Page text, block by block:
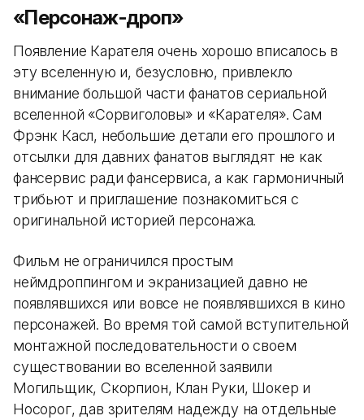
«Персонаж-дроп»
Появление Карателя очень хорошо вписалось в
эту вселенную и, безусловно, привлекло
внимание большой части фанатов сериальной
вселенной «Сорвиголовы» и «Карателя». Сам
Фрэнк Касл, небольшие детали его прошлого и
отсылки для давних фанатов выглядят не как
фансервис ради фансервиса, а как гармоничный
трибьют и приглашение познакомиться с
оригинальной историей персонажа.
Фильм не ограничился простым
неймдроппингом и экранизацией давно не
появлявшихся или вовсе не появлявшихся в кино
персонажей. Во время той самой вступительной
монтажной последовательности о своем
существовании во вселенной заявили
Могильщик, Скорпион, Клан Руки, Шокер и
Носорог, дав зрителям надежду на отдельные